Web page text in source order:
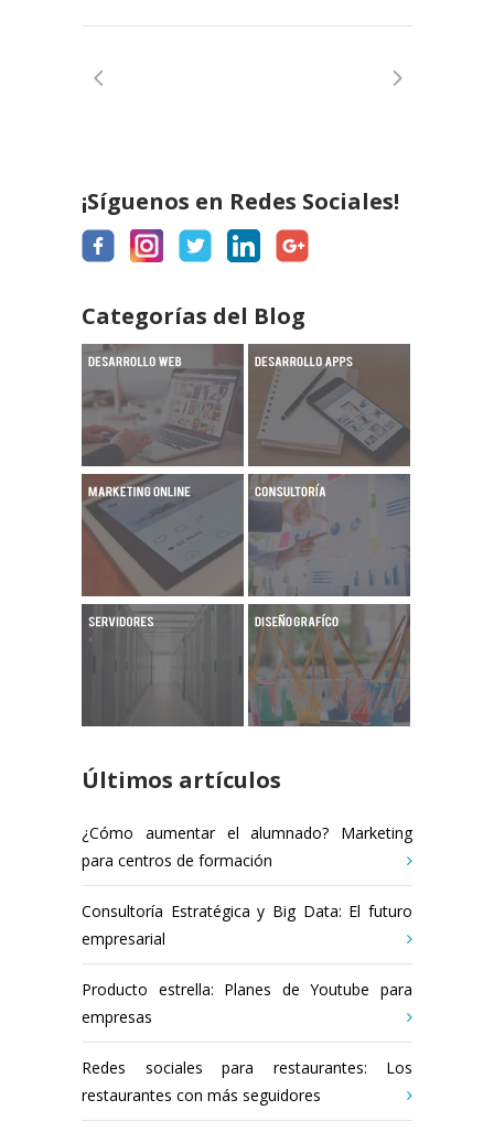
¡Síguenos en Redes Sociales!
Categorías del Blog
Últimos artículos
¿Cómo aumentar el alumnado? Marketing
para centros de formación
Consultoría Estratégica y Big Data: El futuro
empresarial
Producto estrella: Planes de Youtube para
empresas
Redes sociales para restaurantes: Los
restaurantes con más seguidores